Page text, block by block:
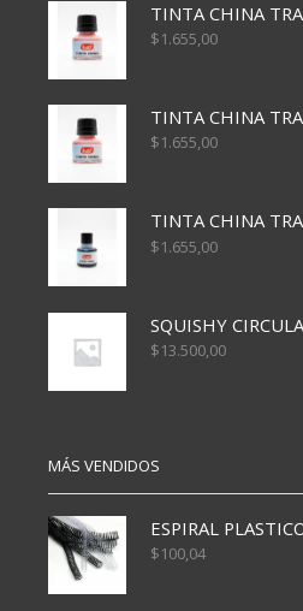
TINTA CHINA
$1.655,00
TINTA CHINA
$1.655,00
TINTA CHINA
$1.655,00
SQUISHY
$13.500,00
MÁS VENDIDOS
$100,04